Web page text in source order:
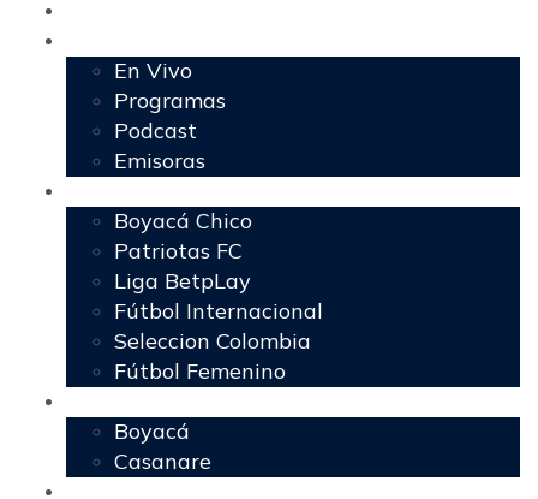
En Vivo
Programas
Podcast
Emisoras
Boyacá Chico
Patriotas FC
Liga BetpLay
Fútbol Internacional
Seleccion Colombia
Fútbol Femenino
Boyacá
Casanare